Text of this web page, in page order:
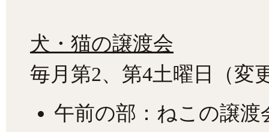
犬・猫の譲渡会
毎月第2、第4土曜日（変
午前の部：ねこの譲渡